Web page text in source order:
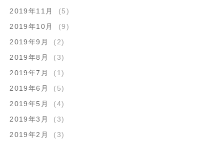
2019年11月
(5)
2019年10月
(9)
2019年9月
(2)
2019年8月
(3)
2019年7月
(1)
2019年6月
(5)
2019年5月
(4)
2019年3月
(3)
2019年2月
(3)